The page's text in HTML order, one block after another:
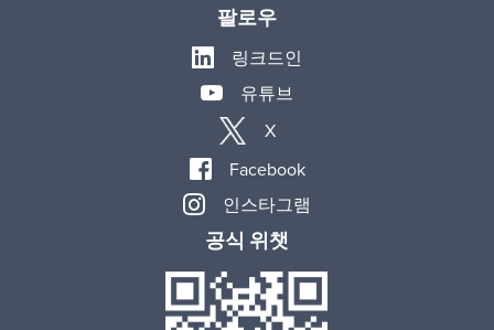
팔로우
링크드인
유튜브
X
Facebook
인스타그램
공식 위챗